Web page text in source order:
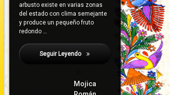
arbusto existe en varias zonas
del estado con clima semejante
y produce un pequeño fruto
redondo …
Seguir Leyendo Garduño, Leandro
Mojica